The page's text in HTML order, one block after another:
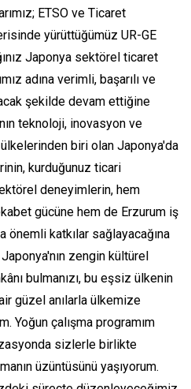
ETSO ve Ticaret
yürüttüğümüz UR-GE
Japonya sektörel ticaret
adına verimli, başarılı ve
şekilde devam ettiğine
teknoloji, inovasyon ve
biri olan Japonya'da
kurduğunuz ticari
deneyimlerin, hem
gücüne hem de Erzurum iş
önemli katkılar sağlayacağına
zengin kültürel
bulmanızı, bu eşsiz ülkenin
güzel anılarla ülkemize
Yoğun çalışma programım
sizlerle birlikte
üzüntüsünü yaşıyorum.